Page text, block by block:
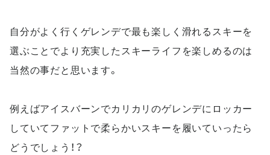
自分がよく行くゲレンデで最も楽しく滑れるスキーを
選ぶことでより充実したスキーライフを楽しめるのは
当然の事だと思います。
例えばアイスバーンでカリカリのゲレンデにロッカー
していてファットで柔らかいスキーを履いていったら
どうでしょう！？